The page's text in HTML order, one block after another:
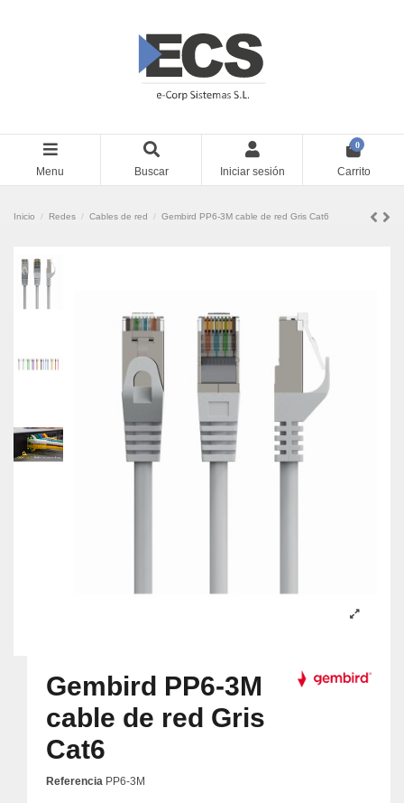
Menu Buscar Iniciar sesión
0
Carrito
Inicio Redes Cables de red Gembird PP6-3M cable de red Gris Cat6
Gembird PP6-3M
cable de red Gris
Cat6
Referencia PP6-3M